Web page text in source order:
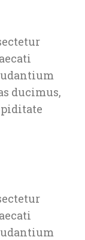
ducimus,